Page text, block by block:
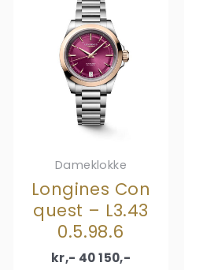
Dameklokke
Longines Con
quest – L3.43
0.5.98.6
kr,- 40 150,-